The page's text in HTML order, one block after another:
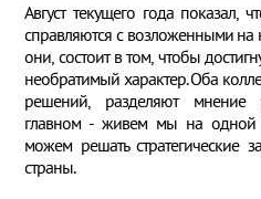
Август текущего года показал,
справляются с возложенными на
они, состоит в том, чтобы
необратимый характер. Оба
решений, разделяют мнение
главном - живем мы на одной
можем решать стратегические
страны.